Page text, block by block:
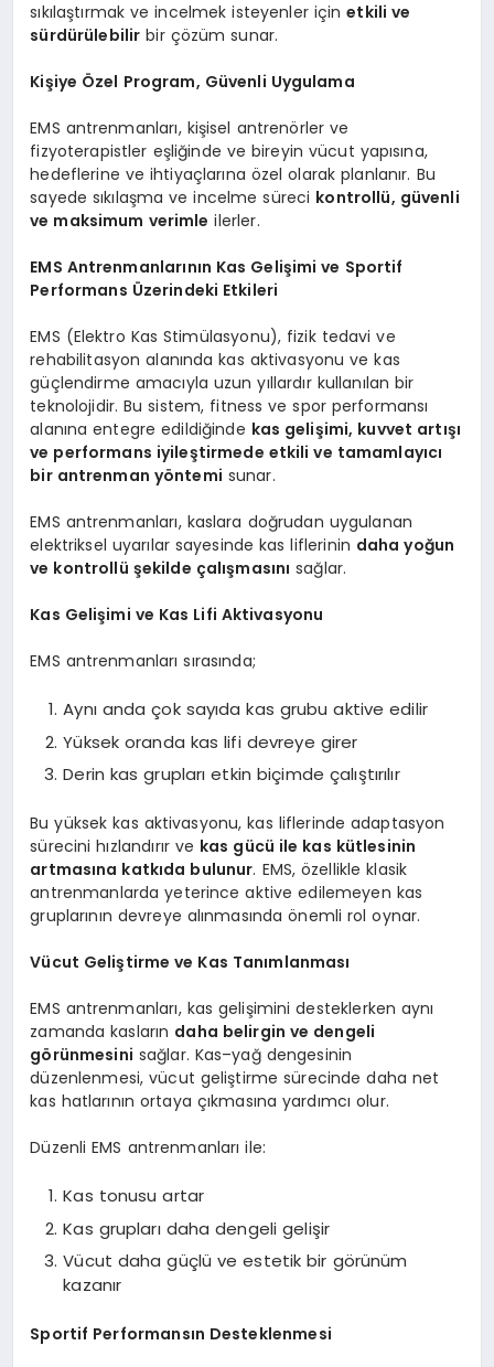
sıkılaştırmak ve incelmek isteyenler içinetkili ve
sürdürülebilir bir çözüm sunar.
Kişiye Özel Program, Güvenli Uygulama
EMS antrenmanları, kişisel antrenörler ve
fizyoterapistler eşliğinde ve bireyin vücut yapısına,
hedeflerine ve ihtiyaçlarına özel olarak planlanır. Bu
sayede sıkılaşma ve incelme süreci kontrollü, güvenli
ve maksimum verimle ilerler.
EMS Antrenmanlarının Kas Gelişimi ve Sportif
Performans Üzerindeki Etkileri
EMS (Elektro Kas Stimülasyonu), fizik tedavi ve
rehabilitasyon alanında kas aktivasyonu ve kas
güçlendirme amacıyla uzun yıllardır kullanılan bir
teknolojidir. Bu sistem, fitness ve spor performansı
alanına entegre edildiğinde kas gelişimi, kuvvet artışı
ve performans iyileştirmede etkili ve tamamlayıcı
bir antrenman yöntemi sunar.
EMS antrenmanları, kaslara doğrudan uygulanan
elektriksel uyarılar sayesinde kas liflerinin daha yoğun
ve kontrollü şekilde çalışmasını sağlar.
Kas Gelişimi ve Kas Lifi Aktivasyonu
EMS antrenmanları sırasında;
Aynı anda çok sayıda kas grubu aktive edilir
Yüksek oranda kas lifi devreye girer
Derin kas grupları etkin biçimde çalıştırılır
Bu yüksek kas aktivasyonu, kas liflerinde adaptasyon
sürecini hızlandırır ve kas gücü ile kas kütlesinin
artmasına katkıda bulunur. EMS, özellikle klasik
antrenmanlarda yeterince aktive edilemeyen kas
gruplarının devreye alınmasında önemli rol oynar.
Vücut Geliştirme ve Kas Tanımlanması
EMS antrenmanları, kas gelişimini desteklerken aynı
zamanda kasların daha belirgin ve dengeli
görünmesini sağlar. Kas–yağ dengesinin
düzenlenmesi, vücut geliştirme sürecinde daha net
kas hatlarının ortaya çıkmasına yardımcı olur.
Düzenli EMS antrenmanları ile:
Kas tonusu artar
Kas grupları daha dengeli gelişir
Vücut daha güçlü ve estetik bir görünüm
kazanır
Sportif Performansın Desteklenmesi